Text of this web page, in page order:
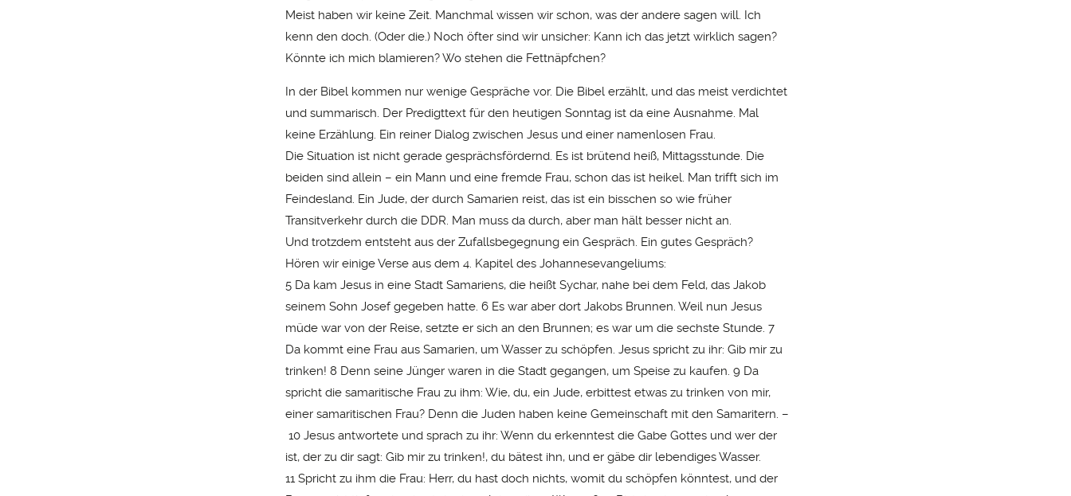
Meist haben wir keine Zeit. Manchmal wissen wir schon, was der andere sagen will. Ich
kenn den doch. (Oder die.) Noch öfter sind wir unsicher: Kann ich das jetzt wirklich sagen?
Könnte ich mich blamieren? Wo stehen die Fettnäpfchen?
In der Bibel kommen nur wenige Gespräche vor. Die Bibel erzählt, und das meist verdichtet
und summarisch. Der Predigttext für den heutigen Sonntag ist da eine Ausnahme. Mal
keine Erzählung. Ein reiner Dialog zwischen Jesus und einer namenlosen Frau.
Die Situation ist nicht gerade gesprächsfördernd. Es ist brütend heiß, Mittagsstunde. Die
beiden sind allein – ein Mann und eine fremde Frau, schon das ist heikel. Man trifft sich im
Feindesland. Ein Jude, der durch Samarien reist, das ist ein bisschen so wie früher
Transitverkehr durch die DDR. Man muss da durch, aber man hält besser nicht an.
Und trotzdem entsteht aus der Zufallsbegegnung ein Gespräch. Ein gutes Gespräch?
Hören wir einige Verse aus dem 4. Kapitel des Johannesevangeliums:
5 Da kam Jesus in eine Stadt Samariens, die heißt Sychar, nahe bei dem Feld, das Jakob
seinem Sohn Josef gegeben hatte. 6 Es war aber dort Jakobs Brunnen. Weil nun Jesus
müde war von der Reise, setzte er sich an den Brunnen; es war um die sechste Stunde. 7
Da kommt eine Frau aus Samarien, um Wasser zu schöpfen. Jesus spricht zu ihr: Gib mir zu
trinken! 8 Denn seine Jünger waren in die Stadt gegangen, um Speise zu kaufen. 9 Da
spricht die samaritische Frau zu ihm: Wie, du, ein Jude, erbittest etwas zu trinken von mir,
einer samaritischen Frau? Denn die Juden haben keine Gemeinschaft mit den Samaritern. –
10 Jesus antwortete und sprach zu ihr: Wenn du erkenntest die Gabe Gottes und wer der
ist, der zu dir sagt: Gib mir zu trinken!, du bätest ihn, und er gäbe dir lebendiges Wasser.
11 Spricht zu ihm die Frau: Herr, du hast doch nichts, womit du schöpfen könntest, und der